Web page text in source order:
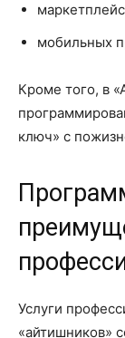
мобильных
Кроме того, в
ключ» с
Услуги
«айтишников»